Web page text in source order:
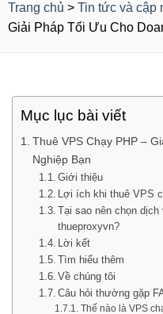
Trang chủ > Tin tức và cập
Giải Pháp Tối Ưu Cho
Mục lục bài viết
Thuê VPS Chạy PHP –
Nghiệp Bạn
Giới thiệu
Lợi ích khi thuê VPS
Tại sao nên chọn
thueproxyvn?
Lời kết
Tìm hiểu thêm
Về chúng tôi
Câu hỏi thường gặp
Thế nào là VPS